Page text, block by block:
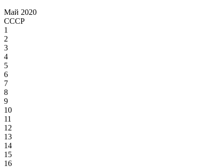
Май 2020
СССР
1
2
3
4
5
6
7
8
9
10
11
12
13
14
15
16